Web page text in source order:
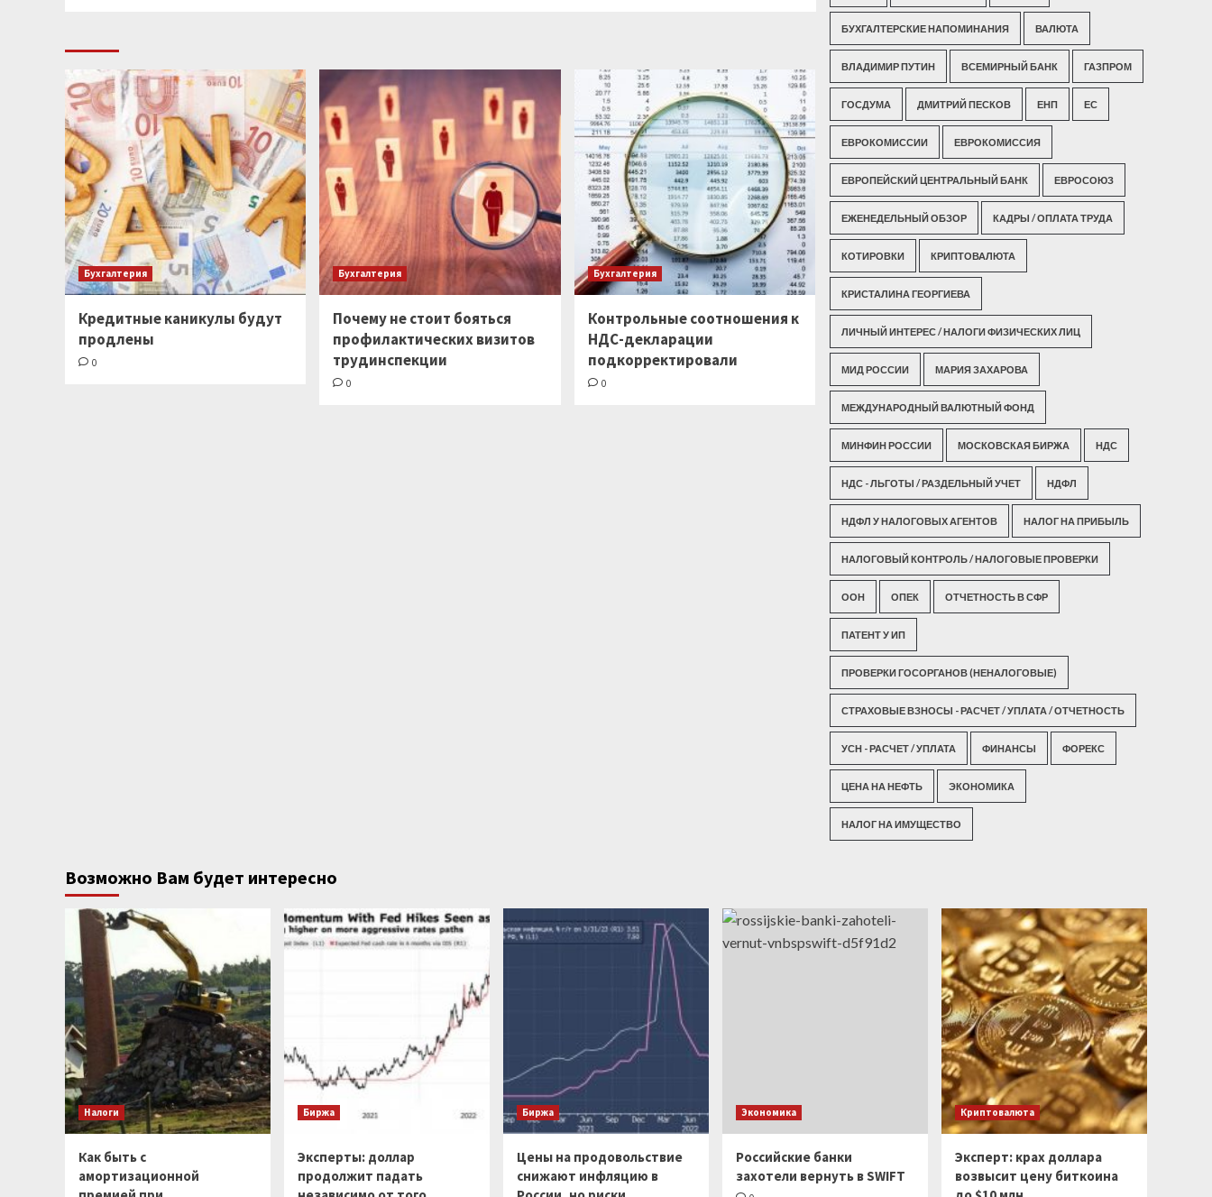
Бухгалтерия
Кредитные каникулы будут
продлены
0
Бухгалтерия
Почему не стоит бояться
профилактических визитов
трудинспекции
0
Бухгалтерия
Контрольные соотношения к
НДС-декларации
подкорректировали
0
БУХГАЛТЕРСКИЕ НАПОМИНАНИЯ ВАЛЮТА
ВЛАДИМИР ПУТИН ВСЕМИРНЫЙ БАНК ГАЗПРОМ
ГОСДУМА ДМИТРИЙ ПЕСКОВ ЕНП ЕС
ЕВРОКОМИССИИ ЕВРОКОМИССИЯ
ЕВРОПЕЙСКИЙ ЦЕНТРАЛЬНЫЙ БАНК ЕВРОСОЮЗ
ЕЖЕНЕДЕЛЬНЫЙ ОБЗОР КАДРЫ / ОПЛАТА ТРУДА
КОТИРОВКИ КРИПТОВАЛЮТА
КРИСТАЛИНА ГЕОРГИЕВА
ЛИЧНЫЙ ИНТЕРЕС / НАЛОГИ ФИЗИЧЕСКИХ ЛИЦ
МИД РОССИИ МАРИЯ ЗАХАРОВА
МЕЖДУНАРОДНЫЙ ВАЛЮТНЫЙ ФОНД
МИНФИН РОССИИ МОСКОВСКАЯ БИРЖА НДС
НДС - ЛЬГОТЫ / РАЗДЕЛЬНЫЙ УЧЕТ НДФЛ
НДФЛ У НАЛОГОВЫХ АГЕНТОВ НАЛОГ НА ПРИБЫЛЬ
НАЛОГОВЫЙ КОНТРОЛЬ / НАЛОГОВЫЕ ПРОВЕРКИ
ООН ОПЕК ОТЧЕТНОСТЬ В СФР
ПАТЕНТ У ИП
ПРОВЕРКИ ГОСОРГАНОВ (НЕНАЛОГОВЫЕ)
СТРАХОВЫЕ ВЗНОСЫ - РАСЧЕТ / УПЛАТА / ОТЧЕТНОСТЬ
УСН - РАСЧЕТ / УПЛАТА ФИНАНСЫ ФОРЕКС
ЦЕНА НА НЕФТЬ ЭКОНОМИКА
НАЛОГ НА ИМУЩЕСТВО
Возможно Вам будет интересно
Налоги
Как быть с
амортизационной
Биржа
Эксперты: доллар
продолжит падать
Биржа
Цены на продовольствие
снижают инфляцию в
Экономика
Российские банки
захотели вернуть в SWIFT
Криптовалюта
Эксперт: крах доллара
возвысит цену биткоина